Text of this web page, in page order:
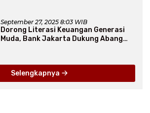
September 27, 2025 8:03 WIB
Dorong Literasi Keuangan Generasi
Muda, Bank Jakarta Dukung Abang
Selengkapnya